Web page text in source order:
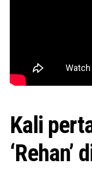
Kali
‘Rehan’